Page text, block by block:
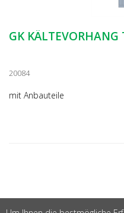
GK
20084
mit Anbauteile